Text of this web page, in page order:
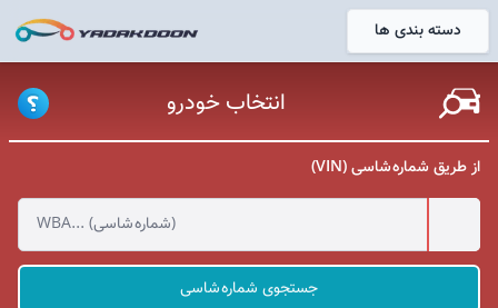
دسته بندی ها خانه
انتخاب خودرو
از طریق شماره شاسی (VIN)
جستجوی شماره شاسی